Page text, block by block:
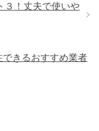
３！丈夫で使いや
きるおすすめ業者